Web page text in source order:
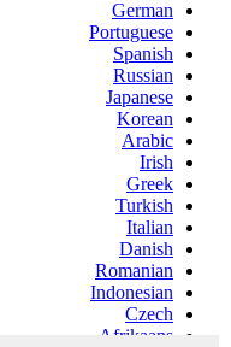
German
Portuguese
Spanish
Russian
Japanese
Korean
Arabic
Irish
Greek
Turkish
Italian
Danish
Romanian
Indonesian
Czech
Afrikaans